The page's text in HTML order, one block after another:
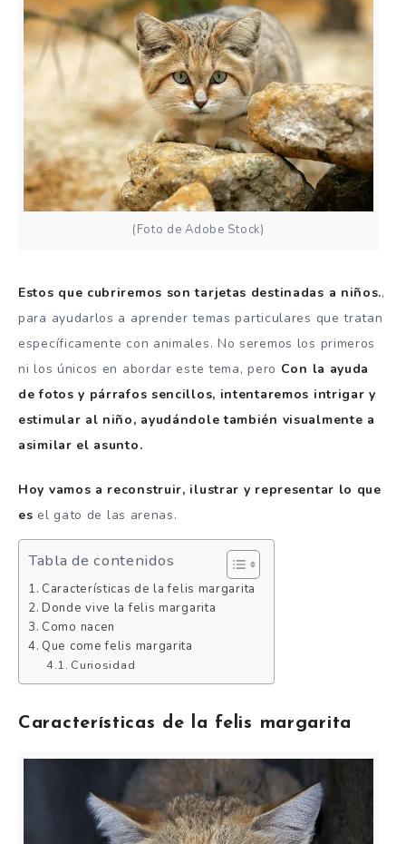
(Foto de Adobe Stock)
Estos que cubriremos son tarjetas destinadas a niños.,
para ayudarlos a aprender temas particulares que tratan
específicamente con animales. No seremos los primeros
ni los únicos en abordar este tema, pero Con la ayuda
de fotos y párrafos sencillos, intentaremos intrigar y
estimular al niño, ayudándole también visualmente a
asimilar el asunto.
Hoy vamos a reconstruir, ilustrar y representar lo que
es el gato de las arenas.
Tabla de contenidos
Características de la felis margarita
Donde vive la felis margarita
Como nacen
Que come felis margarita
Curiosidad
Características de la felis margarita